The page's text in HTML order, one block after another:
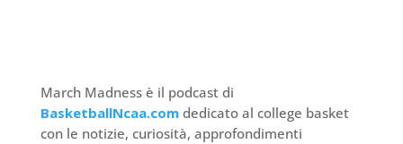
March Madness è il podcast di
BasketballNcaa.comdedicato al college basket
con le notizie, curiosità, approfondimenti